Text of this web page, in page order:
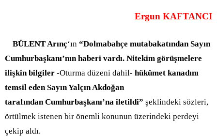
Ergun KAFTANCI
BÜLENT Arınç‘ın “Dolmabahçe mutabakatından Sayın
Cumhurbaşkanı’nın haberi vardı. Nitekim görüşmelere
ilişkin bilgiler -Oturma düzeni dahil- hükümet kanadını
temsil eden Sayın Yalçın Akdoğan
tarafındanCumhurbaşkanı’na iletildi” şeklindeki sözleri,
örtülmek istenen bir önemli konunun üzerindeki perdeyi
çekip aldı.